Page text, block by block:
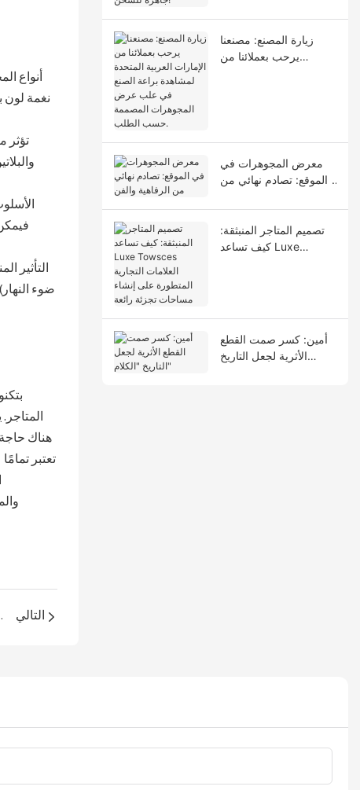
نغمة لون
ضوء
هناك
دراسة حالة التالي
زيارة المصنع: مصنعنا
يرحب بعملائنا من
معرض المجوهرات في
الموقع: تصادم نهائي من
تصميم المتاجر المنبثقة:
كيف تساعد Luxe
أمين: كسر صمت القطع
الأثرية لجعل التاريخ